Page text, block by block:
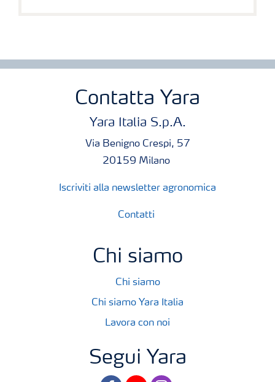
Contatta Yara
Yara Italia S.p.A.
Via Benigno Crespi, 57
20159 Milano
Iscriviti alla newsletter agronomica
Contatti
Chi siamo
Chi siamo
Chi siamo Yara Italia
Lavora con noi
Segui Yara